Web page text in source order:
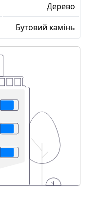
Дерево
Бутовий камінь